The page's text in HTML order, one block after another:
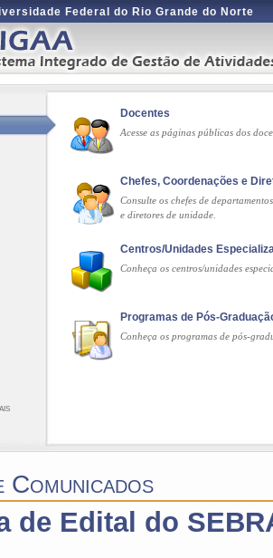
Federal do Rio Grande do Norte
Docentes
Acesse as páginas públicas dos
Chefes, Coordenações e
Consulte os chefes de
e diretores de unidade.
Centros/Unidades
Conheça os centros/unidades
Programas de Pós-
Conheça os programas de pós-
Comunicados
de Edital do